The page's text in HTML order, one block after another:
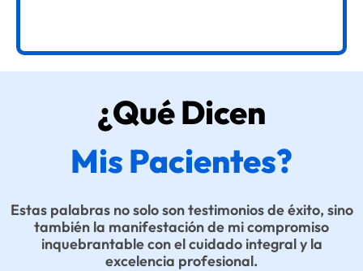
¿Qué Dicen
Mis Pacientes?
Estas palabras no solo son testimonios de éxito, sino
también la manifestación de mi compromiso
inquebrantable con el cuidado integral y la
excelencia profesional.